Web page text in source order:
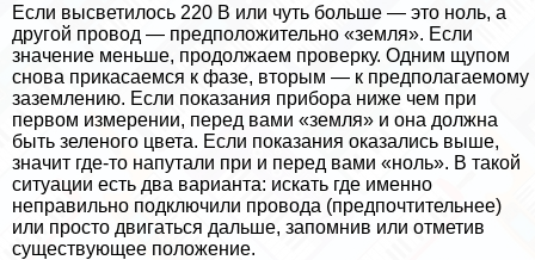
Если высветилось 220 В или чуть больше — это ноль, а
другой провод — предположительно «земля». Если
значение меньше, продолжаем проверку. Одним щупом
снова прикасаемся к фазе, вторым — к предполагаемому
заземлению. Если показания прибора ниже чем при
первом измерении, перед вами «земля» и она должна
быть зеленого цвета. Если показания оказались выше,
значит где-то напутали при и перед вами «ноль». В такой
ситуации есть два варианта: искать где именно
неправильно подключили провода (предпочтительнее)
или просто двигаться дальше, запомнив или отметив
существующее положение.